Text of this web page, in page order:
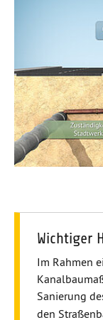
Wichtiger
Im Rahmen
Sanierung
den